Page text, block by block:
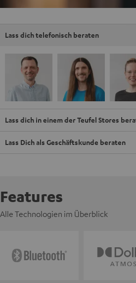
Lass dich telefonisch beraten
Lass dich in einem der Teufel Stores
Lass Dich als Geschäftskunde beraten
Features
Alle Technologien im Überblick